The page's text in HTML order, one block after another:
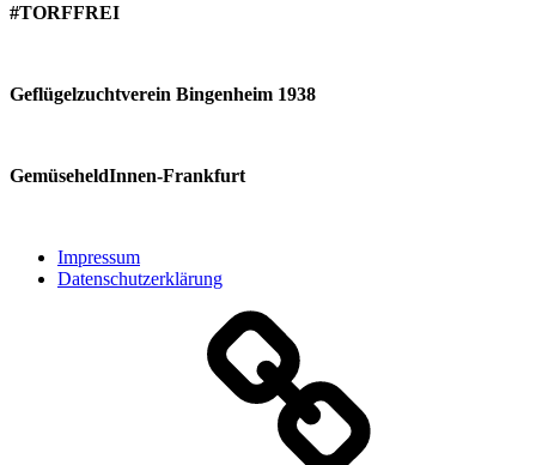
#TORFFREI
Geflügelzuchtverein Bingenheim 1938
GemüseheldInnen-Frankfurt
Impressum
Datenschutzerklärung